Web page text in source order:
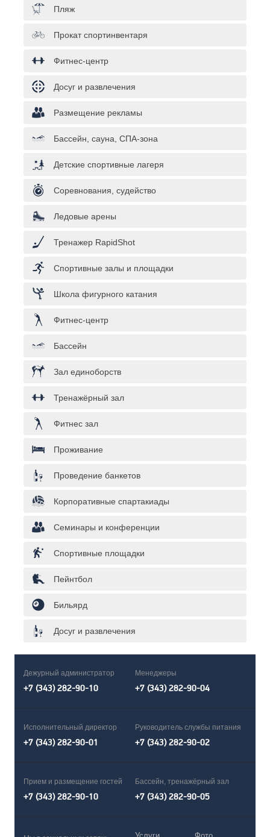
Пляж
Прокат спортинвентаря
Фитнес-центр
Досуг и развлечения
Размещение рекламы
Бассейн, сауна, СПА-зона
Детские спортивные лагеря
Соревнования, судейство
Ледовые арены
Тренажер RapidShot
Спортивные залы и площадки
Школа фигурного катания
Фитнес-центр
Бассейн
Зал единоборств
Тренажёрный зал
Фитнес зал
Проживание
Проведение банкетов
Корпоративные спартакиады
Семинары и конференции
Спортивные площадки
Пейнтбол
Бильярд
Досуг и развлечения
Дежурный администратор
+7 (343) 282-90-10
Менеджеры
+7 (343) 282-90-04
Исполнительный директор
+7 (343) 282-90-01
Руководитель службы питания
+7 (343) 282-90-02
Прием и размещение гостей
+7 (343) 282-90-10
Бассейн, тренажёрный зал
+7 (343) 282-90-05